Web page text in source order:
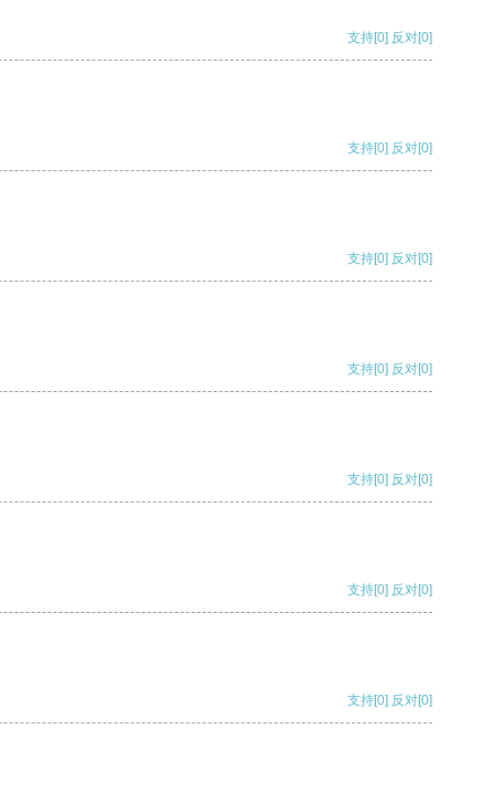
支持[0] 反对[0]
支持[0] 反对[0]
支持[0] 反对[0]
支持[0] 反对[0]
支持[0] 反对[0]
支持[0] 反对[0]
支持[0] 反对[0]